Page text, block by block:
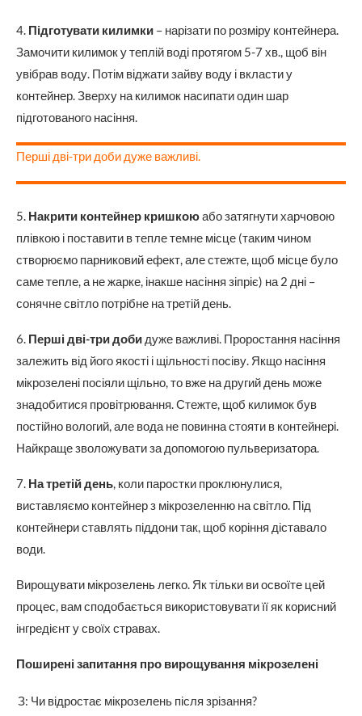
4. Підготувати килимки – нарізати по розміру контейнера.
Замочити килимок у теплій воді протягом 5-7 хв., щоб він
увібрав воду. Потім віджати зайву воду і вкласти у
контейнер. Зверху на килимок насипати один шар
підготованого насіння.
Перші дві-три доби дуже важливі.
5. Накрити контейнер кришкоюабо затягнути харчовою
плівкою і поставити в тепле темне місце (таким чином
створюємо парниковий ефект, але стежте, щоб місце було
саме тепле, а не жарке, інакше насіння зіпріє) на 2 дні –
сонячне світло потрібне на третій день.
6. Перші дві-три доби дуже важливі. Проростання насіння
залежить від його якості і щільності посіву. Якщо насіння
мікрозелені посіяли щільно, то вже на другий день може
знадобитися провітрювання. Стежте, щоб килимок був
постійно вологий, але вода не повинна стояти в контейнері.
Найкраще зволожувати за допомогою пульверизатора.
7. На третій день, коли паростки проклюнулися,
виставляємо контейнер з мікрозеленню на світло. Під
контейнери ставлять піддони так, щоб коріння діставало
води.
Вирощувати мікрозелень легко. Як тільки ви освоїте цей
процес, вам сподобається використовувати її як корисний
інгредієнт у своїх стравах.
Поширені запитання про вирощування мікрозелені
З: Чи відростає мікрозелень після зрізання?